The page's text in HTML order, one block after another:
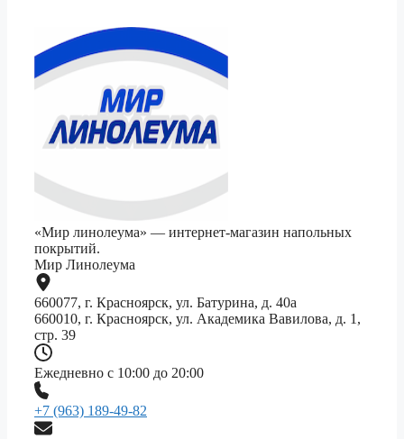
«Мир линолеума» — интернет-магазин напольных
покрытий.
Мир Линолеума
660077, г. Красноярск, ул. Батурина, д. 40а
660010, г. Красноярск, ул. Академика Вавилова, д. 1,
стр. 39
Ежедневно с 10:00 до 20:00
+7 (963) 189-49-82